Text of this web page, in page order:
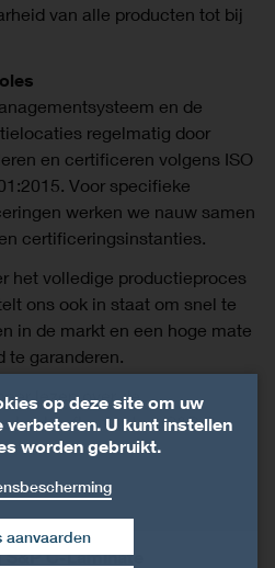
van alle producten tot bij
en de
regelmatig door
en certificeren volgens ISO
Voor specifieke
werken we nauw samen
certificeringsinstanties.
het volledige productieproces
ons ook in staat om snel te
in de markt en een hoge mate
te garanderen.
lezen over de
koolstoflaminaten (S&P C-
C-Laminate
op deze site om uw
U kunt instellen
worden gebruikt.
aanvaarden